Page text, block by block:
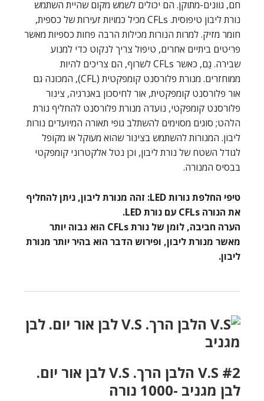
חם, גוונים-מתוקן. הם יכולים לשמש מקום שהיית השתמש
נורת ליבון טיפוסית. CFLs מכיל כמויות זעירות של כספית,
חומר מזיק. למרות הנורות מכילות הרבה פחות כספיות מאשר
פריטים ביתיים אחרים, טיפול צריך לנקוט כדי למנוע
שבירה. גַם, כאשר CFLs לשרוף, הם צריכים להיות
ממוחזרים. מנורת פלורסנט קומפקטית (CFL), המכונה גם
אור פלורסנט קומפקטית, אור לחיסכון באנרגיה, צינור
פלורסנט קומפקטי, נועדה מנורת פלורסנט להחליף נורת
הלהט; סוגים מסוימים להשתלב גופי תאורה המיועדים נורות
ליבון. המנורות להשתמש בצינור שהוא מעוקל או מקופל
לגודל השטח של נורת ליבון, וכן נטל אלקטרוני קומפקטי
בבסיס המנורה.
טיפי החלפת נורות LED: זהה מנורת ליבון, ניתן להחליף
את הנורה CFLs עם נורת LED.
הערה חביבה, לומן של נורת CFLs הוא גבוה יותר
מאשר מנורת ליבון, ופירוש הדבר הוא בהיר יותר מנורת
ליבון.
#2 V.S הלבן הרך. V.S לבן אור יום.
לבן מגניב -1000 נורה